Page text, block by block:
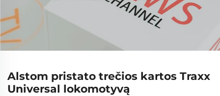
Alstom pristato trečios kartos Traxx
Universal lokomotyvą